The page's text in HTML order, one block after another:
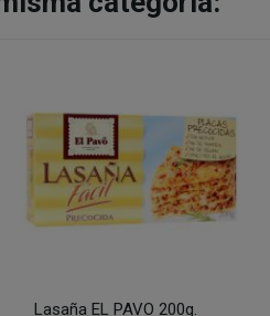
Lasaña EL PAVO 200g.